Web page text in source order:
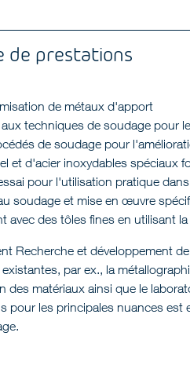
de prestations
de métaux d'apport
techniques de soudage pour
de soudage pour
et d'acier inoxydables spéciaux
pour l'utilisation pratique
soudage et mise en œuvre
avec des tôles fines en utilisant
Recherche et développement
par ex., la
des matériaux ainsi que le
pour les principales nuances